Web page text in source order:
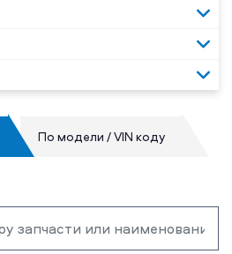
По модели / VIN коду